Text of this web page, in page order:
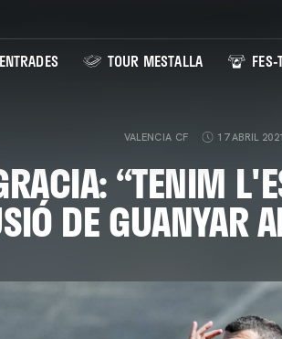
ENTRADES TOUR MESTALLA
VALENCIA CF 17 ABRIL 2021
“TENIM
DE GUANYAR